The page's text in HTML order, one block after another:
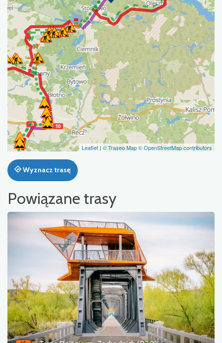
Leaflet | © Traseo Map© OpenStreetMap contributors
Wyznacz trasę
Powiązane trasy